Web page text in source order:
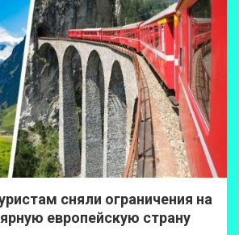
сняли ограничения на
европейскую страну